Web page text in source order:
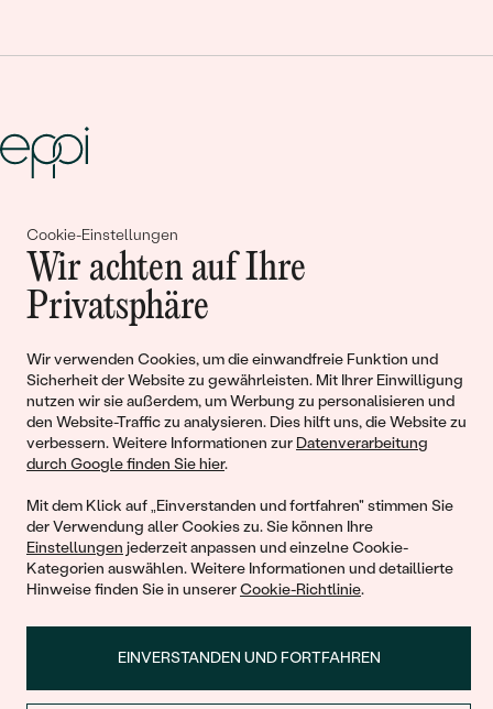
Cookie-Einstellungen
Wir achten auf Ihre
Privatsphäre
Wir verwenden Cookies, um die einwandfreie Funktion und
Sicherheit der Website zu gewährleisten. Mit Ihrer Einwilligung
nutzen wir sie außerdem, um Werbung zu personalisieren und
den Website-Traffic zu analysieren. Dies hilft uns, die Website zu
verbessern. Weitere Informationen zur Datenverarbeitung
durch Google finden Sie hier.
Mit dem Klick auf „Einverstanden und fortfahren" stimmen Sie
der Verwendung aller Cookies zu. Sie können Ihre
Einstellungen jederzeit anpassen und einzelne Cookie-
Kategorien auswählen. Weitere Informationen und detaillierte
Hinweise finden Sie in unsererCookie-Richtlinie.
EINVERSTANDEN UND FORTFAHREN
Gemeinsam erschaffen wir
Geschichten von Schönheit und
Liebe
Begleiten Sie uns!
© 2011 - 2026, Eppi.de